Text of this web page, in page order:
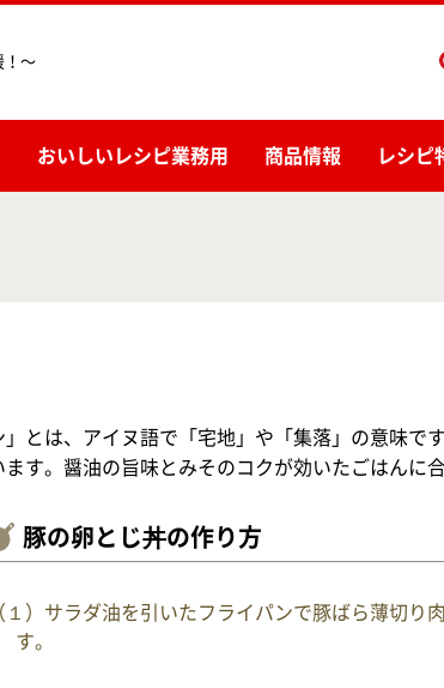
！〜
おいしいレシピ業務用 商品情報 レシピ
とは、アイヌ語で「宅地」や「集落」の意味で
す。醤油の旨味とみそのコクが効いたごはんに合
豚の卵とじ丼の作り方
１）サラダ油を引いたフライパンで豚ばら薄切
す。